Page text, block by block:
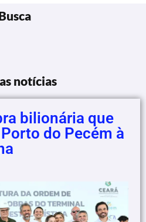
notícias
bilionária que
do Pecém à